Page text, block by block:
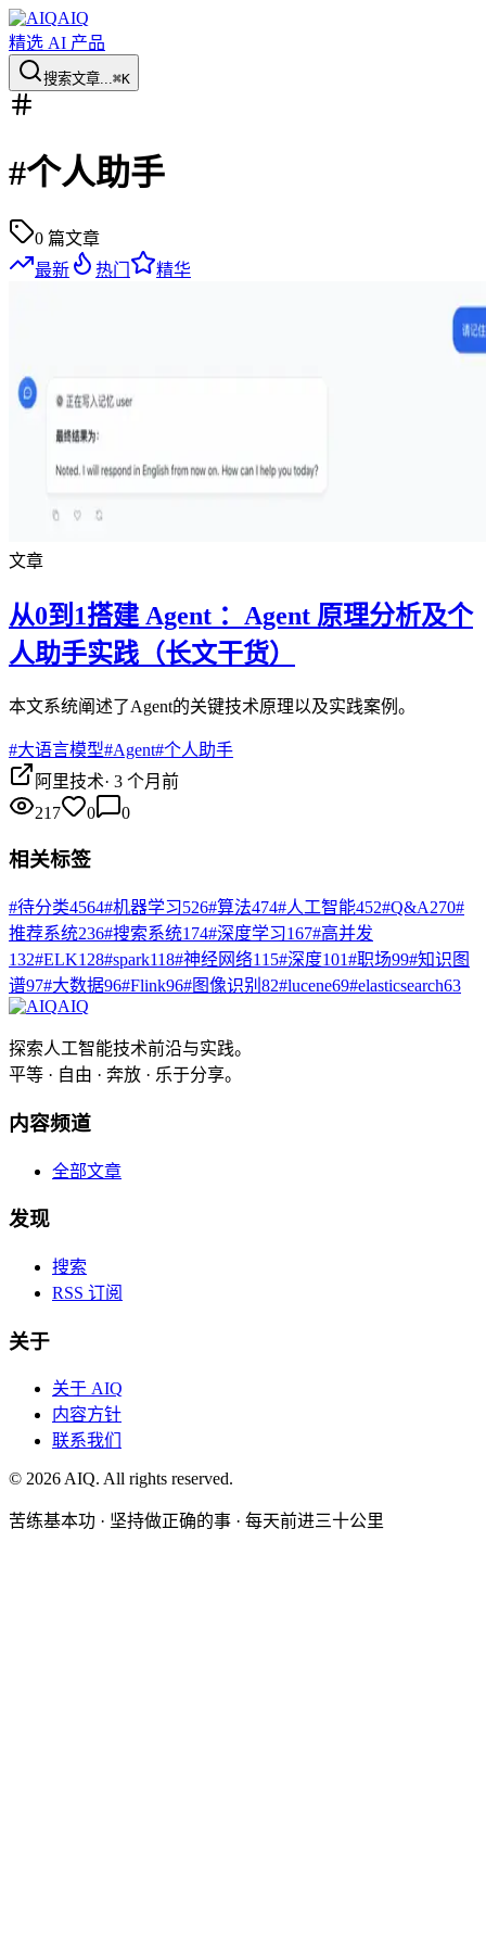
AIQ
精选 AI 产品
搜索文章...⌘K
#个人助手
0 篇文章
最新
热门 精华
文章
从0到1搭建 Agent ：Agent 原理分析及个
人助手实践（长文干货）
本文系统阐述了Agent的关键技术原理以及实践案例。
#大语言模型#Agent#个人助手
阿里技术· 3 个月前
217
0 0
相关标签
#待分类4564#机器学习526#算法474#人工智能452#Q&A270#
推荐系统236#搜索系统174#深度学习167#高并发
132#ELK128#spark118#神经网络115#深度101#职场99#知识图
谱97#大数据96#Flink96#图像识别 82#lucene69#elasticsearch63
AIQ
探索人工智能技术前沿与实践。
平等 · 自由 · 奔放 · 乐于分享。
内容频道
全部文章
发现
搜索
RSS 订阅
关于
关于 AIQ
内容方针
联系我们
© 2026AIQ. All rights reserved.
苦练基本功 · 坚持做正确的事 · 每天前进三十公里